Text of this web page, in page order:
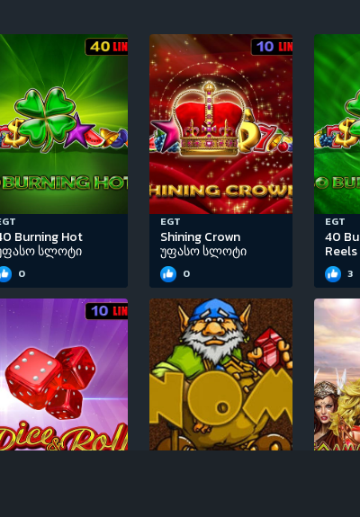
Burning Hot
სლოტი
0
EGT
Shining Crown
უფასო სლოტი
0
EGT
40
3